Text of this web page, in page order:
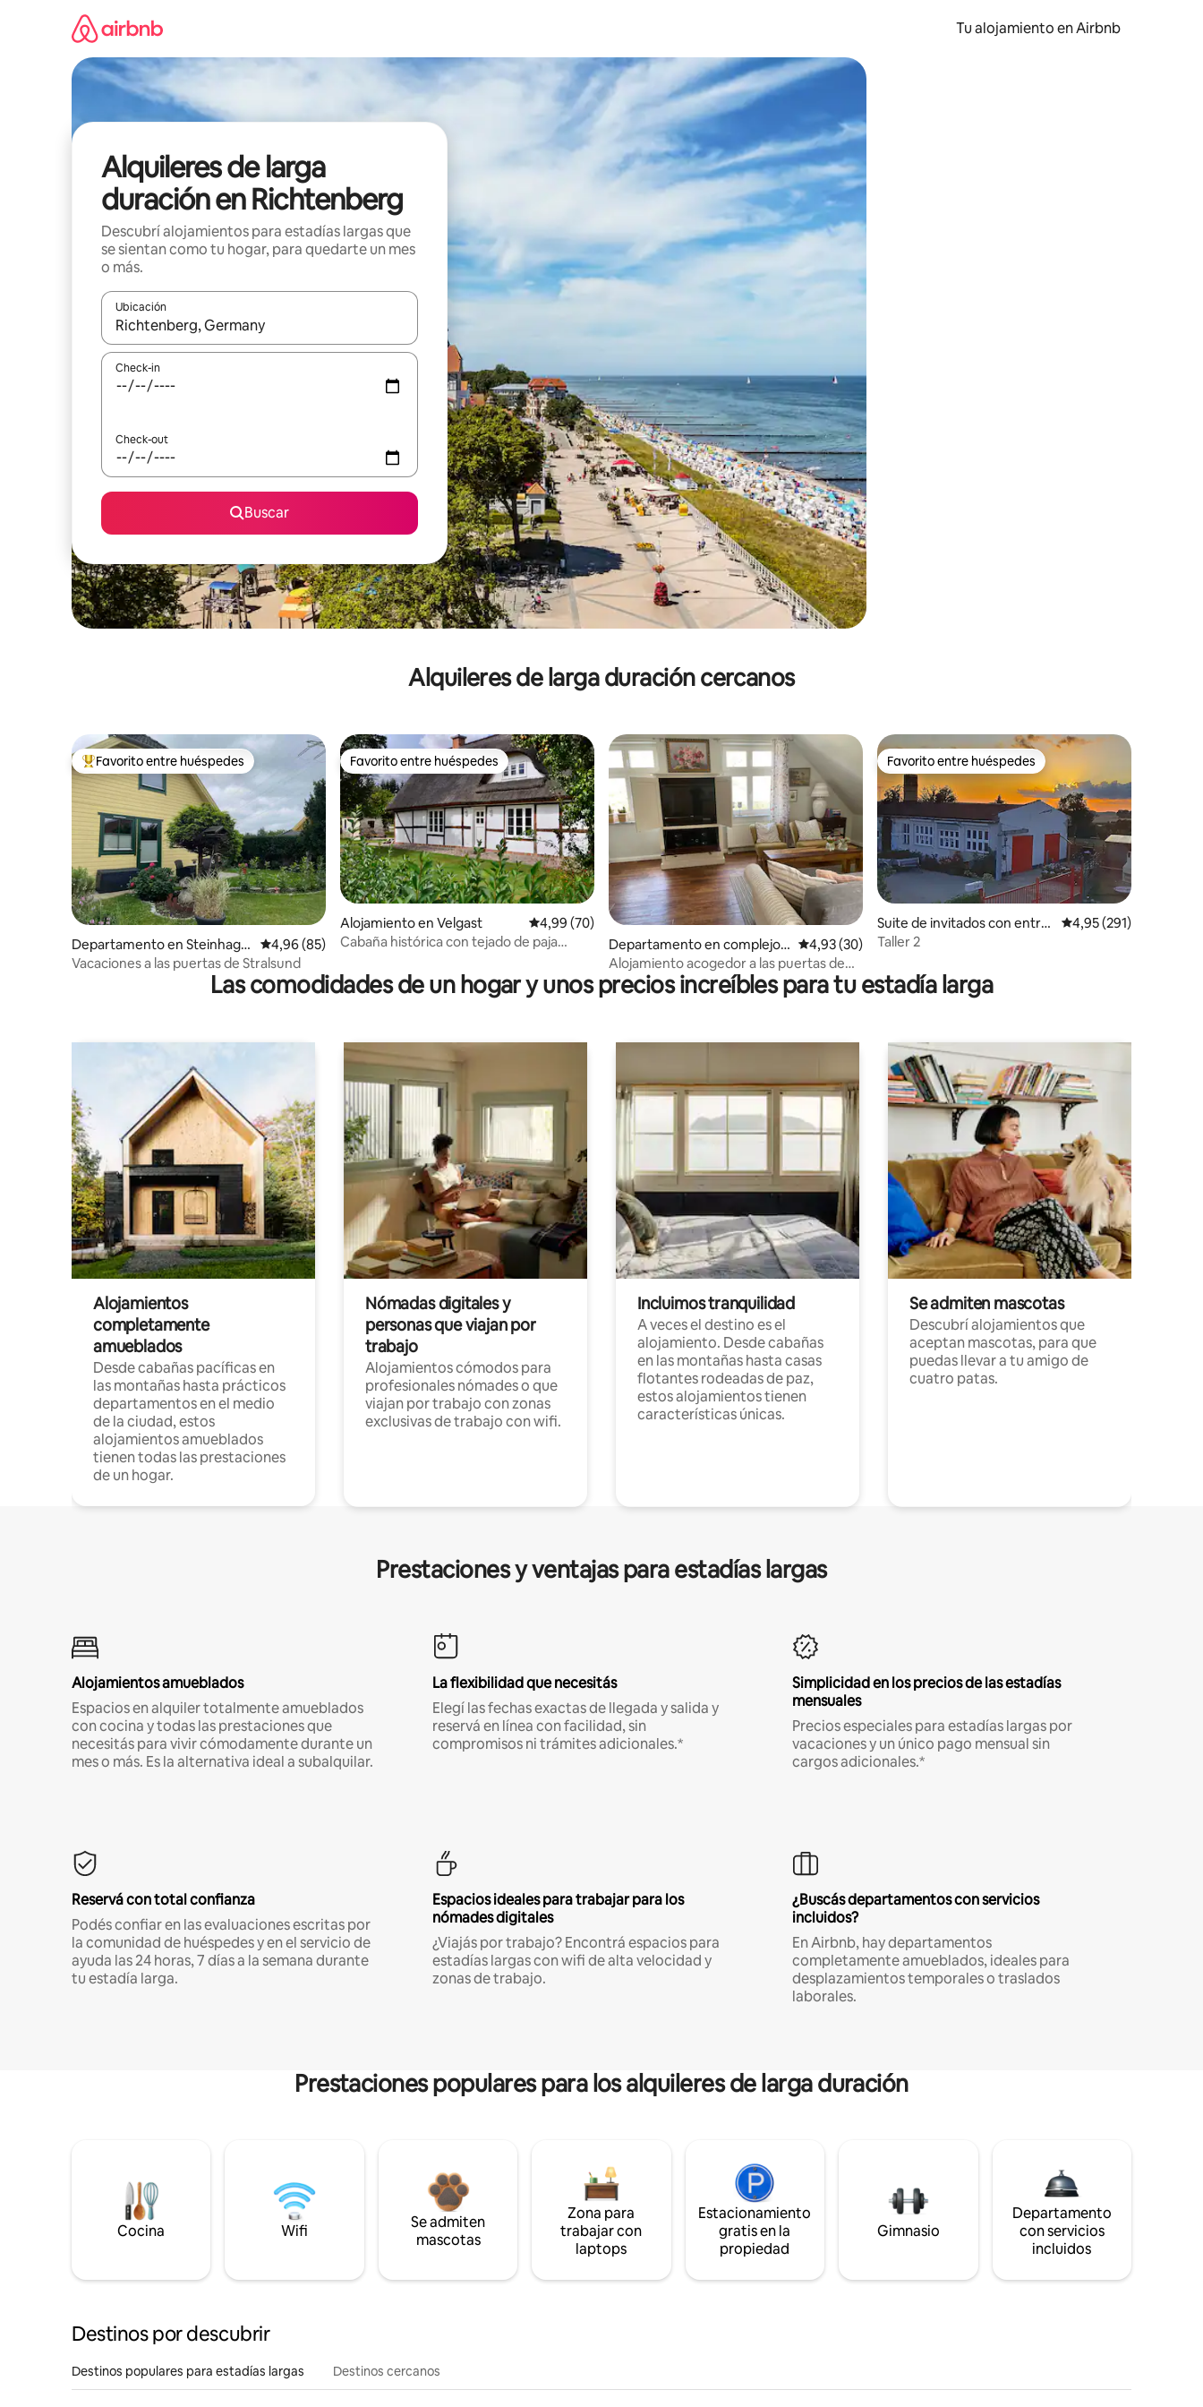
Tu alojamiento en Airbnb
Alquileres de larga
duración en Richtenberg
Descubrí alojamientos para estadías largas que
se sientan como tu hogar, para quedarte un mes
o más.
Ubicación
Cuando los resultados estén disponibles, navegá con las teclas de flecha hacia arriba y hacia abajo o explorá deslizando el dedo.
Check-in
Check-out
Buscar
Alquileres de larga duración cercanos
Favorito entre los huéspedes más destacados
Favorito entre huéspedes
Departamento en Steinhage
n
Calificación promedio: 4,96 de 5. 85 evaluaciones
4,96 (85)
Vacaciones a las puertas de Stralsund
Favorito entre huéspedes
Favorito entre huéspedes
Alojamiento en Velgast Calificación promedio: 4,99 de 5. 70 evaluaciones
4,99 (70)
Cabaña histórica con tejado de paja
Departamento en complejo r
esidencial en Steinhagen
Calificación promedio: 4,93 de 5. 30 evaluaciones
4,93 (30)
Alojamiento acogedor a las puertas de
Stralsund
Favorito entre huéspedes
Favorito entre huéspedes
Suite de invitados con entra
da independiente en Mesek
Calificación promedio:
4,95 (291)
Taller 2
Las comodidades de un hogar y unos precios increíbles para tu estadía larga
Alojamientos
completamente
amueblados
Desde cabañas pacíficas en
las montañas hasta prácticos
departamentos en el medio
de la ciudad, estos
alojamientos amueblados
tienen todas las prestaciones
de un hogar.
Nómadas digitales y
personas que viajan por
trabajo
Alojamientos cómodos para
profesionales nómades o que
viajan por trabajo con zonas
exclusivas de trabajo con wifi.
Incluimos tranquilidad
A veces el destino es el
alojamiento. Desde cabañas
en las montañas hasta casas
flotantes rodeadas de paz,
estos alojamientos tienen
características únicas.
Se admiten mascotas
Descubrí alojamientos que
aceptan mascotas, para que
puedas llevar a tu amigo de
cuatro patas.
Prestaciones y ventajas para estadías largas
Alojamientos amueblados
Espacios en alquiler totalmente amueblados
con cocina y todas las prestaciones que
necesitás para vivir cómodamente durante un
mes o más. Es la alternativa ideal a subalquilar.
La flexibilidad que necesitás
Elegí las fechas exactas de llegada y salida y
reservá en línea con facilidad, sin
compromisos ni trámites adicionales.*
Simplicidad en los precios de las estadías
mensuales
Precios especiales para estadías largas por
vacaciones y un único pago mensual sin
cargos adicionales.*
Reservá con total confianza
Podés confiar en las evaluaciones escritas por
la comunidad de huéspedes y en el servicio de
ayuda las 24 horas, 7 días a la semana durante
tu estadía larga.
Espacios ideales para trabajar para los
nómades digitales
¿Viajás por trabajo? Encontrá espacios para
estadías largas con wifi de alta velocidad y
zonas de trabajo.
¿Buscás departamentos con servicios
incluidos?
En Airbnb, hay departamentos
completamente amueblados, ideales para
desplazamientos temporales o traslados
laborales.
Prestaciones populares para los alquileres de larga duración
Cocina Wifi
Se admiten
mascotas
Zona para
trabajar con
laptops
Estacionamiento
gratis en la
propiedad
Gimnasio
Departamento
con servicios
incluidos
Destinos por descubrir
Destinos populares para estadías largas Destinos cercanos